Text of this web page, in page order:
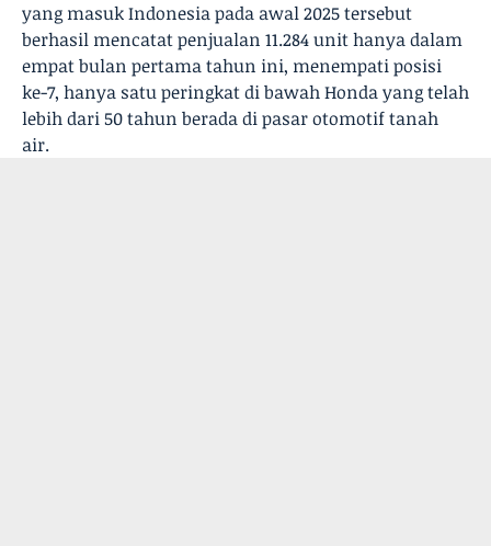
yang masuk Indonesia pada awal 2025 tersebut
berhasil mencatat penjualan 11.284 unit hanya dalam
empat bulan pertama tahun ini, menempati posisi
ke-7, hanya satu peringkat di bawah Honda yang telah
lebih dari 50 tahun berada di pasar otomotif tanah
air.